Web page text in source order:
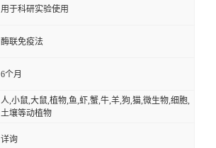
用于科研实验使用
酶联免疫法
6个月
人,小鼠,大鼠,植物,鱼,虾,蟹,牛,羊,狗,猫,微生物,细胞,
土壤等动植物
详询